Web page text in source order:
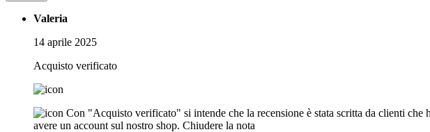
Valeria
14 aprile 2025
Acquisto verificato
Con "Acquisto verificato" si intende che la recensione è stata scritta da clienti
avere un account sul nostro shop. Chiudere la nota